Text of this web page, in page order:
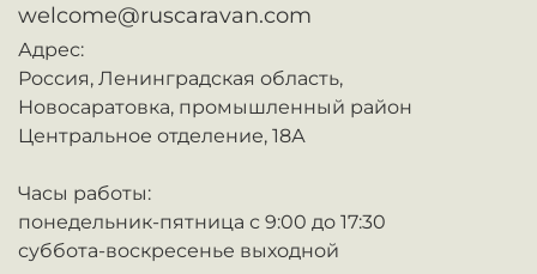
welcome@ruscaravan.com
Адрес:
Россия, Ленинградская область,
Новосаратовка, промышленный район
Центральное отделение, 18А
Часы работы:
понедельник-пятница с 9:00 до 17:30
суббота-воскресенье выходной